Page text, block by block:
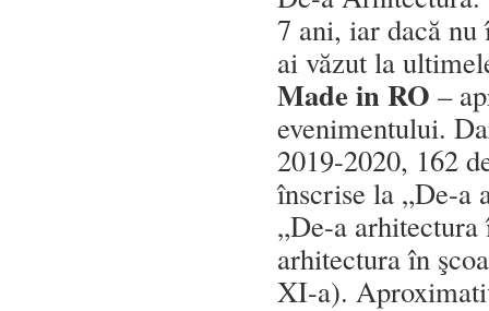
7 ani, iar dacă
ai văzut la
Made in RO –
evenimentului.
2019-2020, 162
înscrise la „De-a
„De-a
arhitectura în
XI-a).